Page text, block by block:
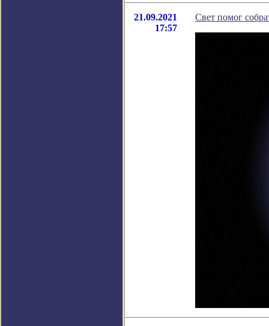
21.09.2021
17:57
Свет помог